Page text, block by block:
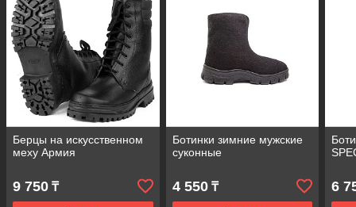
Берцы на искусственном
меху Армия
9 750 ₸
Ботинки зимние мужские
суконные
4 550₸ 6